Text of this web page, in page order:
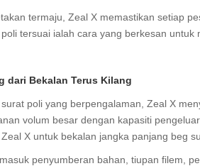
termaju, Zeal X memastikan setiap
tersuai ialah cara yang berkesan
dari Bekalan Terus Kilang
poli yang berpengalaman, Zeal X
volum besar dengan kapasiti
X untuk bekalan jangka panjang beg
penyumberan bahan, tiupan filem,